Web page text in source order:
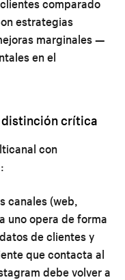
comparado
estrategias
marginales —
en el
distinción crítica
con
canales (web,
uno opera de forma
de clientes y
que contacta al
debe volver a